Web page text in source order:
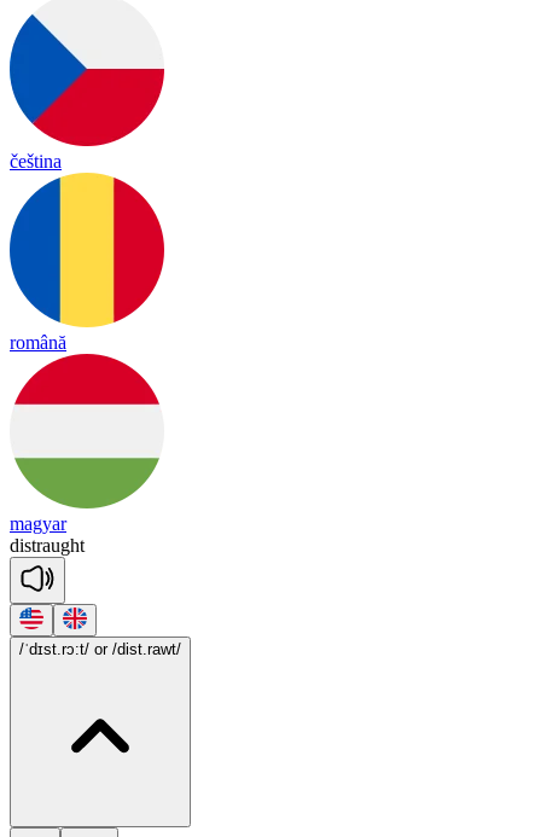
čeština
română
magyar
distraught
/ˈdɪst.rɔ:t/ or /dist.rawt/